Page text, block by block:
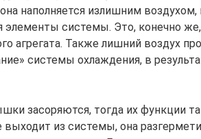
она наполняется излишним
элементы системы. Это, конечно
агрегата. Также лишний воздух
системы охлаждения, в
засоряются, тогда их функции
выходит из системы, она